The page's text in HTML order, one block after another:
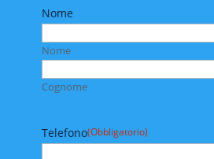
Nome
Nome
Cognome
Telefono(Obbligatorio)